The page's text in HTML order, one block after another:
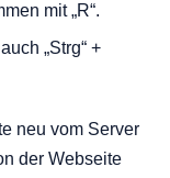
mit „R“.
„Strg“ +
neu vom Server
der Webseite